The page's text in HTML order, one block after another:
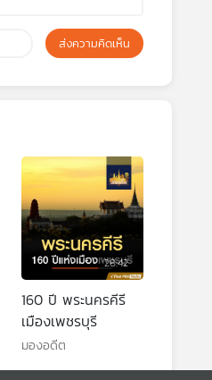
ส่งความคิดเห็น
28:42
160 ปี พระนครคีรี
เมืองเพชรบุรี
มองอดีต